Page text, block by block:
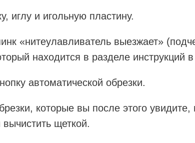
иглу и игольную пластину.
«нитеулавливатель выезжает»
находится в разделе инструкций
автоматической обрезки.
которые вы после этого
щеткой.